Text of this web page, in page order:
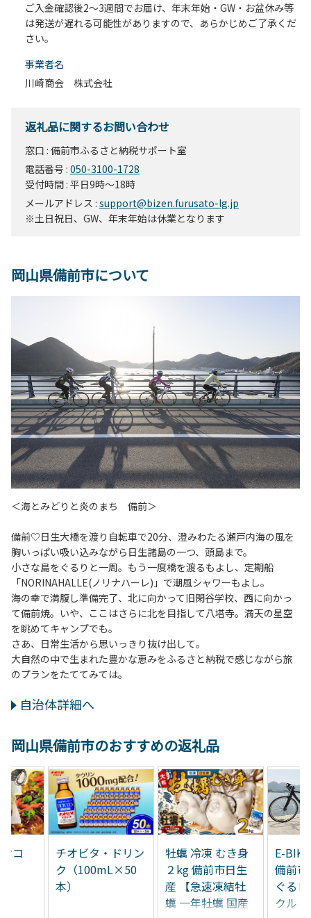
ご入金確認後2～3週間でお届け、年末年始・GW・お盆休み等
は発送が遅れる可能性がありますので、あらかじめご了承くだ
さい。
事業者名
川崎商会 株式会社
返礼品に関するお問い合わせ
窓口 : 備前市ふるさと納税サポート室
電話番号 : 050-3100-1728
受付時間 : 平日9時～18時
メールアドレス : support@bizen.furusato-lg.jp
※土日祝日、GW、年末年始は休業となります
岡山県備前市について
＜海とみどりと炎のまち 備前＞
備前♡日生大橋を渡り自転車で20分、澄みわたる瀬戸内海の風を
胸いっぱい吸い込みながら日生諸島の一つ、頭島まで。
小さな島をぐるりと一周。もう一度橋を渡るもよし、定期船
「NORINAHALLE(ノリナハーレ)」で潮風シャワーもよし。
海の幸で満腹し準備完了、北に向かって旧閑谷学校、西に向かっ
て備前焼。いや、ここはさらに北を目指して八塔寺。満天の星空
を眺めてキャンプでも。
さあ、日常生活から思いっきり抜け出して。
大自然の中で生まれた豊かな恵みをふるさと納税で感じながら旅
のプランをたててみては。
自治体詳細へ
岡山県備前市のおすすめの返礼品
コ
チオビタ・ドリン
ク（100mL×50
本）
牡蠣 冷凍 むき身
２kg 備前市日生
産 【急速凍結牡
蠣 一年牡蠣 国産
E-
備前
ぐる
クル